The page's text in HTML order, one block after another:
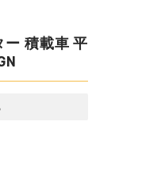
積載車 平